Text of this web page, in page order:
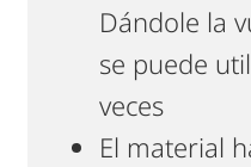
Dándole la
se puede
veces
El material